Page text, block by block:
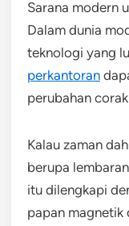
Sarana modern
Dalam dunia
teknologi yang
perkantoran
perubahan
Kalau zaman
berupa
itu dilengkapi
papan magnetik